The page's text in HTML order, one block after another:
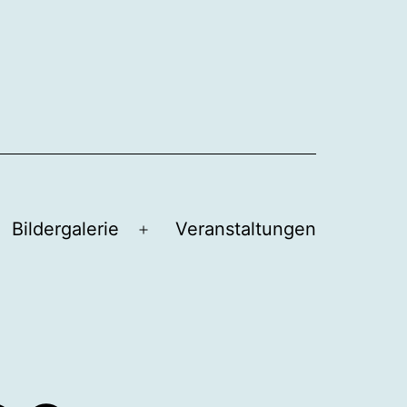
Bildergalerie
Menü
Veranstaltungen